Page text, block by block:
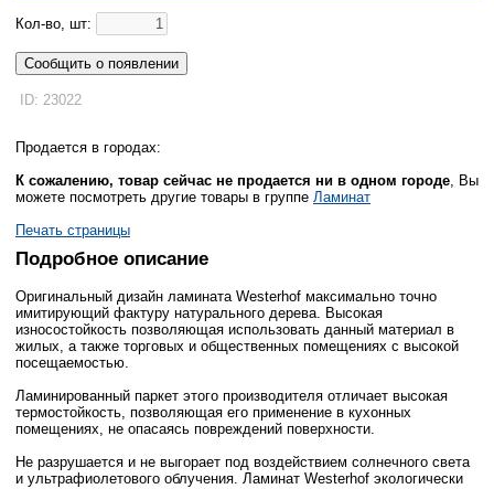
Кол-во, шт:
Сообщить о появлении
ID: 23022
Продается в городах:
К сожалению, товар сейчас не продается ни в одном городе, Вы
можете посмотреть другие товары в группе Ламинат
Печать страницы
Подробное описание
Оригинальный дизайн ламината Westerhof максимально точно
имитирующий фактуру натурального дерева. Высокая
износостойкость позволяющая использовать данный материал в
жилых, а также торговых и общественных помещениях с высокой
посещаемостью.
Ламинированный паркет этого производителя отличает высокая
термостойкость, позволяющая его применение в кухонных
помещениях, не опасаясь повреждений поверхности.
Не разрушается и не выгорает под воздействием солнечного света
и ультрафиолетового облучения. Ламинат Westerhof экологически